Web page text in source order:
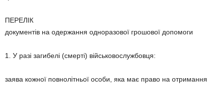
ПЕРЕЛІК
документів на одержання одноразової грошової допомоги
1. У разі загибелі (смерті) військовослужбовця:
заява кожної повнолітньої особи, яка має право на отримання